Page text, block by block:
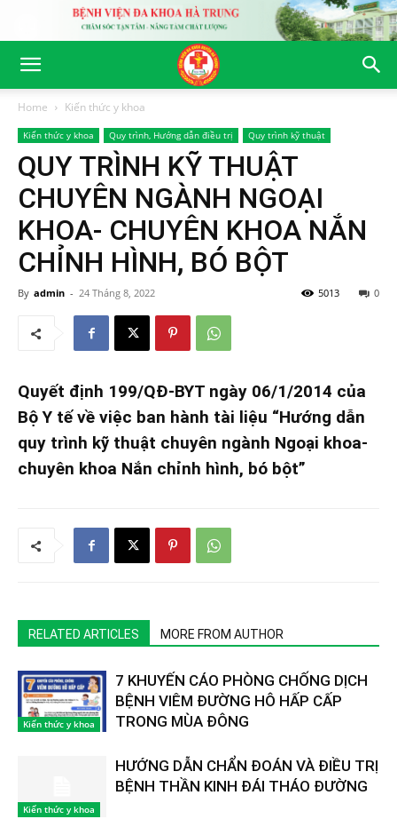
Home Kiến thức y khoa
Kiến thức y khoa Quy trình, Hướng dẫn điều trị Quy trình kỹ thuật
QUY TRÌNH KỸ THUẬT
CHUYÊN NGÀNH NGOẠI
KHOA- CHUYÊN KHOA NẮN
CHỈNH HÌNH, BÓ BỘT
By admin - 24 Tháng 8, 2022 0
5013
Quyết định 199/QĐ-BYT ngày 06/1/2014 của
Bộ Y tế về việc ban hành tài liệu “Hướng dẫn
quy trình kỹ thuật chuyên ngành Ngoại khoa-
chuyên khoa Nắn chỉnh hình, bó bột”
RELATED ARTICLES MORE FROM AUTHOR
Kiến thức y khoa
7 KHUYẾN CÁO PHÒNG CHỐNG DỊCH
BỆNH VIÊM ĐƯỜNG HÔ HẤP CẤP
TRONG MÙA ĐÔNG
Kiến thức y khoa
HƯỚNG DẪN CHẨN ĐOÁN VÀ ĐIỀU TRỊ
BỆNH THẦN KINH ĐÁI THÁO ĐƯỜNG